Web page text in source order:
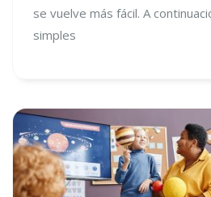
se vuelve más fácil. A
simples